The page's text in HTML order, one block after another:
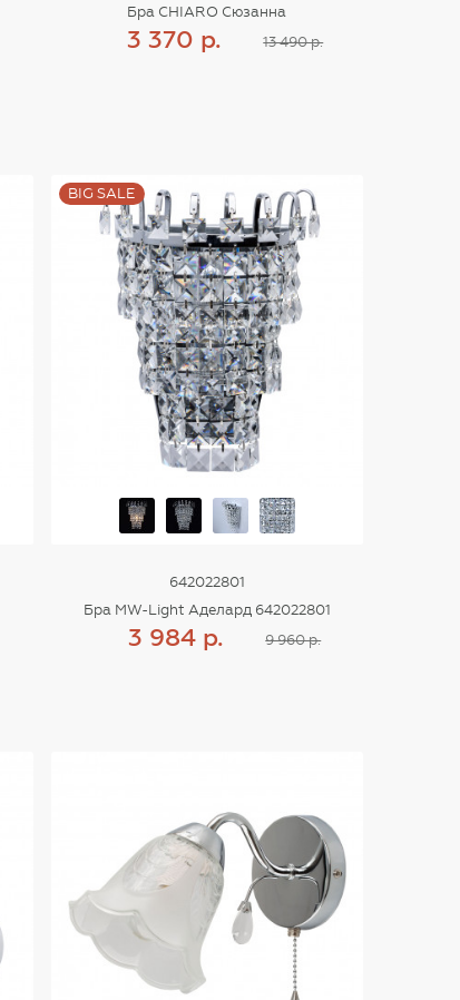
Бра CHIARO Сюзанна
3 370 р.
13 490 р.
BIG SALE
642022801
Бра MW-Light Аделард 642022801
3 984 р.
9 960 р.